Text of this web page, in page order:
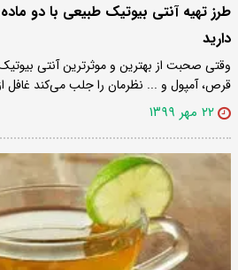
طرز تهیه آنتی بیوتیک طبیعی با دو
دارید
وقتی صحبت از بهترین و موثرترین آنتی
قرص، آمپول و ... نظرمان را جلب می‌کند غافل
۲۲ مهر ۱۳۹۹